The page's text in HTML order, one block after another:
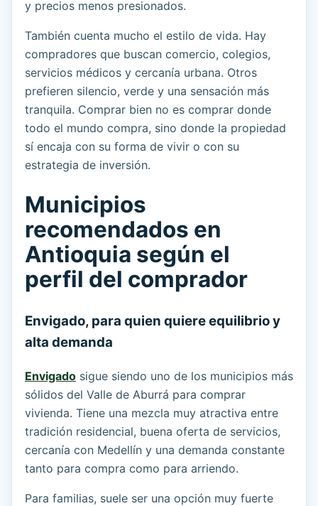
y precios menos presionados.
También cuenta mucho el estilo de vida. Hay
compradores que buscan comercio, colegios,
servicios médicos y cercanía urbana. Otros
prefieren silencio, verde y una sensación más
tranquila. Comprar bien no es comprar donde
todo el mundo compra, sino donde la propiedad
sí encaja con su forma de vivir o con su
estrategia de inversión.
Municipios
recomendados en
Antioquia según el
perfil del comprador
Envigado, para quien quiere equilibrio y
alta demanda
Envigado sigue siendo uno de los municipios más
sólidos del Valle de Aburrá para comprar
vivienda. Tiene una mezcla muy atractiva entre
tradición residencial, buena oferta de servicios,
cercanía con Medellín y una demanda constante
tanto para compra como para arriendo.
Para familias, suele ser una opción muy fuerte